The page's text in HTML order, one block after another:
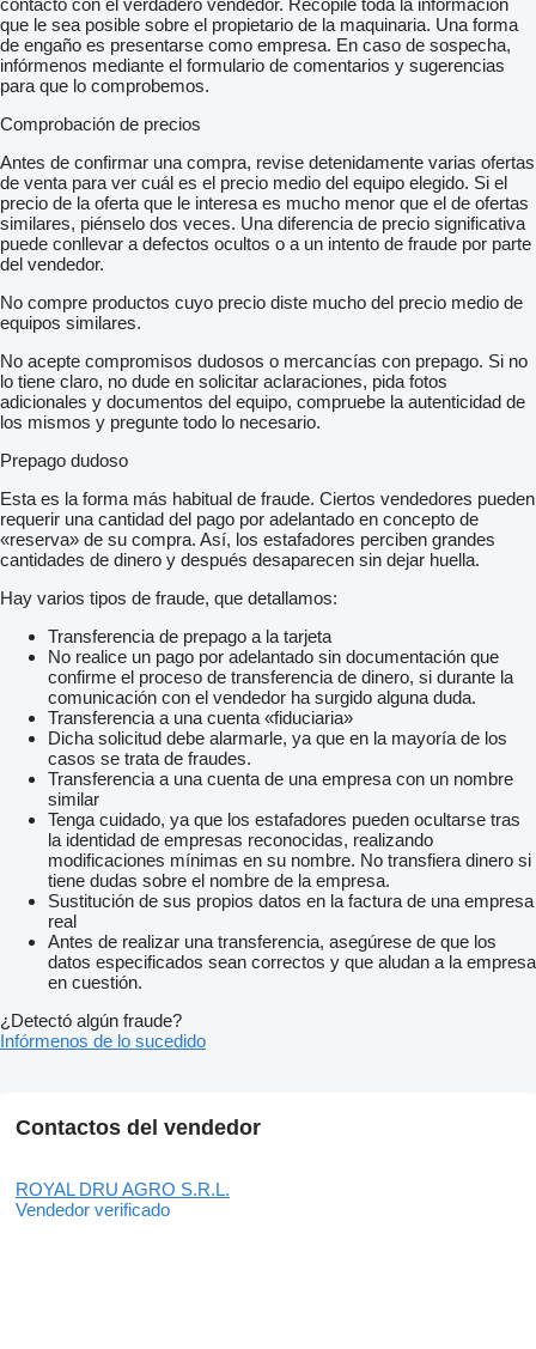
contacto con el verdadero vendedor. Recopile toda la información
que le sea posible sobre el propietario de la maquinaria. Una forma
de engaño es presentarse como empresa. En caso de sospecha,
infórmenos mediante el formulario de comentarios y sugerencias
para que lo comprobemos.
Comprobación de precios
Antes de confirmar una compra, revise detenidamente varias ofertas
de venta para ver cuál es el precio medio del equipo elegido. Si el
precio de la oferta que le interesa es mucho menor que el de ofertas
similares, piénselo dos veces. Una diferencia de precio significativa
puede conllevar a defectos ocultos o a un intento de fraude por parte
del vendedor.
No compre productos cuyo precio diste mucho del precio medio de
equipos similares.
No acepte compromisos dudosos o mercancías con prepago. Si no
lo tiene claro, no dude en solicitar aclaraciones, pida fotos
adicionales y documentos del equipo, compruebe la autenticidad de
los mismos y pregunte todo lo necesario.
Prepago dudoso
Esta es la forma más habitual de fraude. Ciertos vendedores pueden
requerir una cantidad del pago por adelantado en concepto de
«reserva» de su compra. Así, los estafadores perciben grandes
cantidades de dinero y después desaparecen sin dejar huella.
Hay varios tipos de fraude, que detallamos:
Transferencia de prepago a la tarjeta
No realice un pago por adelantado sin documentación que
confirme el proceso de transferencia de dinero, si durante la
comunicación con el vendedor ha surgido alguna duda.
Transferencia a una cuenta «fiduciaria»
Dicha solicitud debe alarmarle, ya que en la mayoría de los
casos se trata de fraudes.
Transferencia a una cuenta de una empresa con un nombre
similar
Tenga cuidado, ya que los estafadores pueden ocultarse tras
la identidad de empresas reconocidas, realizando
modificaciones mínimas en su nombre. No transfiera dinero si
tiene dudas sobre el nombre de la empresa.
Sustitución de sus propios datos en la factura de una empresa
real
Antes de realizar una transferencia, asegúrese de que los
datos especificados sean correctos y que aludan a la empresa
en cuestión.
¿Detectó algún fraude?
Infórmenos de lo sucedido
Contactos del vendedor
ROYAL DRU AGRO S.R.L.
Vendedor verificado